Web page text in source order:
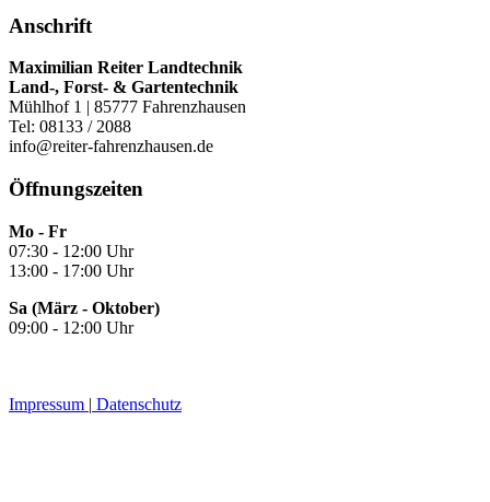
Anschrift
Maximilian Reiter Landtechnik
Land-, Forst- & Gartentechnik
Mühlhof 1 | 85777 Fahrenzhausen
Tel: 08133 / 2088
info@reiter-fahrenzhausen.de
Öffnungszeiten
Mo - Fr
07:30 - 12:00 Uhr
13:00 - 17:00 Uhr
Sa (März - Oktober)
09:00 - 12:00 Uhr
Impressum | Datenschutz